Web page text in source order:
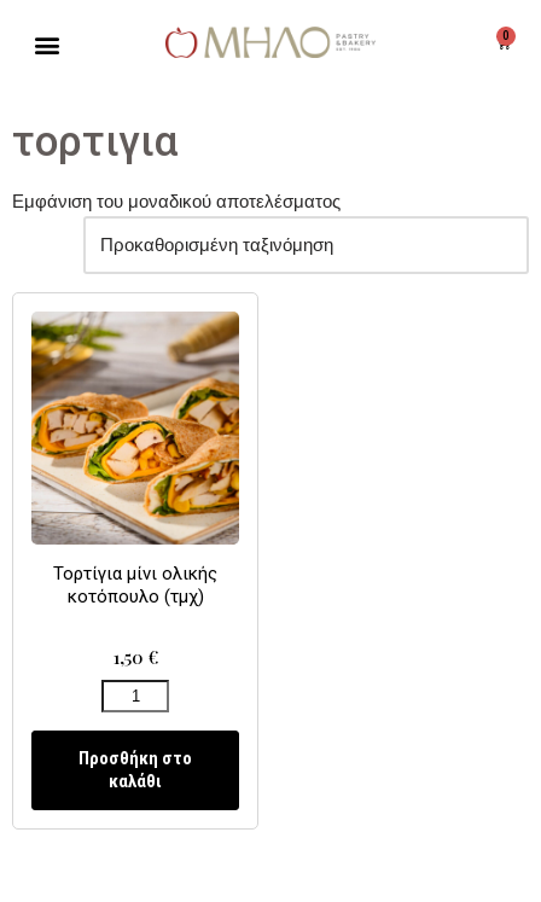
0
τορτιγια
Εμφάνιση του μοναδικού αποτελέσματος
Τορτίγια μίνι ολικής
κοτόπουλο (τμχ)
1,50 €
Προσθήκη στο
καλάθι